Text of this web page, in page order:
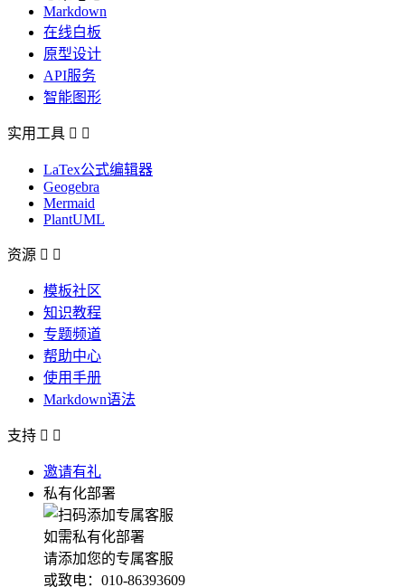
Markdown
在线白板
原型设计
API服务
智能图形
实用工具  
LaTex公式编辑器
Geogebra
Mermaid
PlantUML
资源  
模板社区
知识教程
专题频道
帮助中心
使用手册
Markdown语法
支持  
邀请有礼
私有化部署
如需私有化部署
请添加您的专属客服
或致电：010-86393609